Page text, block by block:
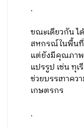
.
ขณะเดียวกัน ไ
สหกรณ์ในพื้นที่
แต่ยังมีคุณภาพ
แปรรูป เช่น ทุ
ช่วยบรรเทาคว
เกษตรกร
.